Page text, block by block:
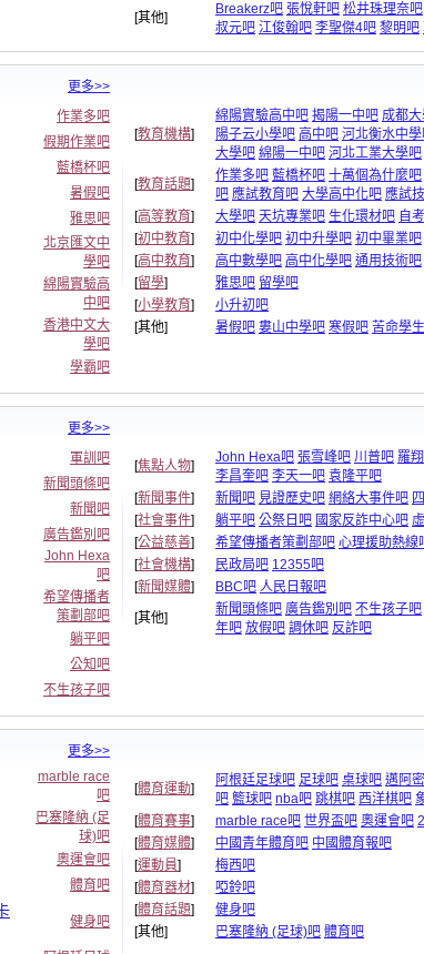
[其他]
Breakerz吧 張悅軒吧 松井珠理奈吧
叔元吧 江俊翰吧 李聖傑4吧 黎明吧
更多>>
作業多吧
假期作業吧
藍橋杯吧
暑假吧
雅思吧
北京匯文中
學吧
綿陽實驗高
中吧
香港中文大
學吧
學霸吧
[教育機構]
綿陽實驗高中吧 揭陽一中吧 成都
陽子云小學吧 高中吧 河北衡水中
大學吧 綿陽一中吧 河北工業大學吧
[教育話題]
作業多吧 藍橋杯吧 十萬個為什麼吧
吧 應試教育吧 大學高中化吧 應試
[高等教育] 大學吧 天坑專業吧 生化環材吧 自
[初中教育] 初中化學吧 初中升學吧 初中畢業吧
[高中教育] 高中數學吧 高中化學吧 通用技術吧
[留學] 雅思吧 留學吧
[小學教育]
小升初吧
[其他]
暑假吧 婁山中學吧 寒假吧 苦命學
更多>>
軍訓吧
新聞頭條吧
新聞吧
廣告鑑別吧
John Hexa
吧
希望傳播者
策劃部吧
躺平吧
公知吧
不生孩子吧
[焦點人物]
John Hexa吧 張雪峰吧 川普吧 羅
李昌奎吧 李天一吧 袁隆平吧
[新聞事件] 新聞吧 見證歷史吧 網絡大事件吧
[社會事件] 躺平吧 公祭日吧 國家反詐中心吧
[公益慈善] 希望傳播者策劃部吧 心理援助熱線
[社會機構] 民政局吧 12355吧
[新聞媒體] BBC吧 人民日報吧
[其他]
新聞頭條吧 廣告鑑別吧 不生孩子吧
年吧 放假吧 調休吧 反詐吧
更多>>
marble race
吧
巴塞隆納 (足
球)吧
奧運會吧
體育吧
健身吧
[體育運動]
阿根廷足球吧 足球吧 桌球吧 邁阿
吧 籃球吧 nba吧 跳棋吧 西洋棋吧
[體育賽事] marble race吧 世界盃吧 奧運會吧
[體育媒體] 中國青年體育吧 中國體育報吧
[運動員]
梅西吧
[體育器材]
啞鈴吧
[體育話題]
健身吧
[其他]
巴塞隆納 (足球)吧 體育吧